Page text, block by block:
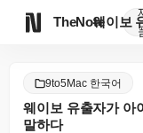
TheNote
9to5Mac 한국어
웨이보 유출자가 아
말하다